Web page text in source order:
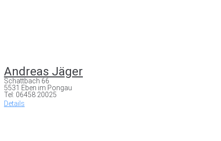
Andreas Jäger
Schattbach 66
5531 Eben im Pongau
Tel: 06458 20025
Details